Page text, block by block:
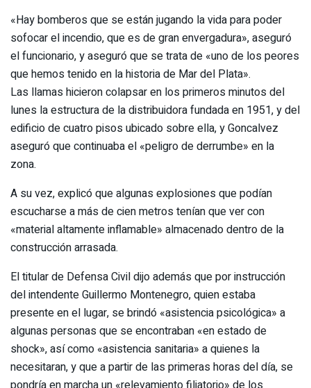
«Hay bomberos que se están jugando la vida para poder
sofocar el incendio, que es de gran envergadura», aseguró
el funcionario, y aseguró que se trata de «uno de los peores
que hemos tenido en la historia de Mar del Plata».
Las llamas hicieron colapsar en los primeros minutos del
lunes la estructura de la distribuidora fundada en 1951, y del
edificio de cuatro pisos ubicado sobre ella, y Goncalvez
aseguró que continuaba el «peligro de derrumbe» en la
zona.
A su vez, explicó que algunas explosiones que podían
escucharse a más de cien metros tenían que ver con
«material altamente inflamable» almacenado dentro de la
construcción arrasada.
El titular de Defensa Civil dijo además que por instrucción
del intendente Guillermo Montenegro, quien estaba
presente en el lugar, se brindó «asistencia psicológica» a
algunas personas que se encontraban «en estado de
shock», así como «asistencia sanitaria» a quienes la
necesitaran, y que a partir de las primeras horas del día, se